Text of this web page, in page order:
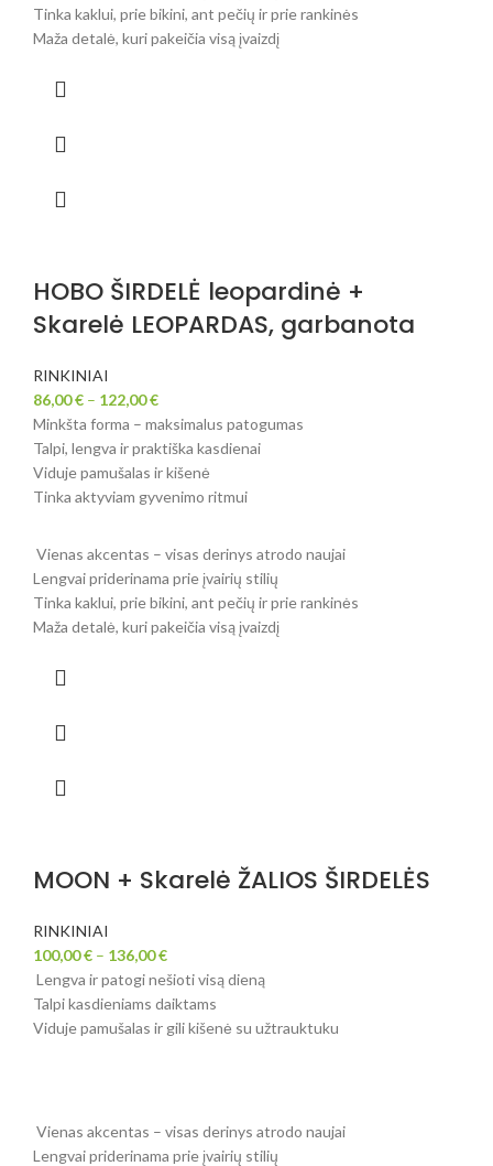
Tinka kaklui, prie bikini, ant pečių ir prie rankinės
Maža detalė, kuri pakeičia visą įvaizdį
HOBO ŠIRDELĖ leopardinė +
Skarelė LEOPARDAS, garbanota
RINKINIAI
86,00€ – 122,00€
Minkšta forma – maksimalus patogumas
Talpi, lengva ir praktiška kasdienai
Viduje pamušalas ir kišenė
Tinka aktyviam gyvenimo ritmui
Vienas akcentas – visas derinys atrodo naujai
Lengvai priderinama prie įvairių stilių
Tinka kaklui, prie bikini, ant pečių ir prie rankinės
Maža detalė, kuri pakeičia visą įvaizdį
MOON + Skarelė ŽALIOS ŠIRDELĖS
RINKINIAI
100,00€ – 136,00€
Lengva ir patogi nešioti visą dieną
Talpi kasdieniams daiktams
Viduje pamušalas ir gili kišenė su užtrauktuku
Vienas akcentas – visas derinys atrodo naujai
Lengvai priderinama prie įvairių stilių